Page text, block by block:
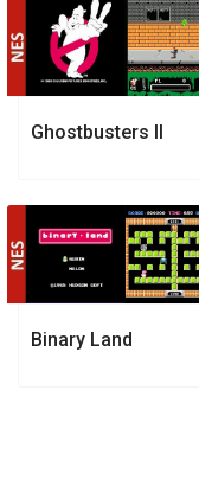
Ghostbusters II
Binary Land